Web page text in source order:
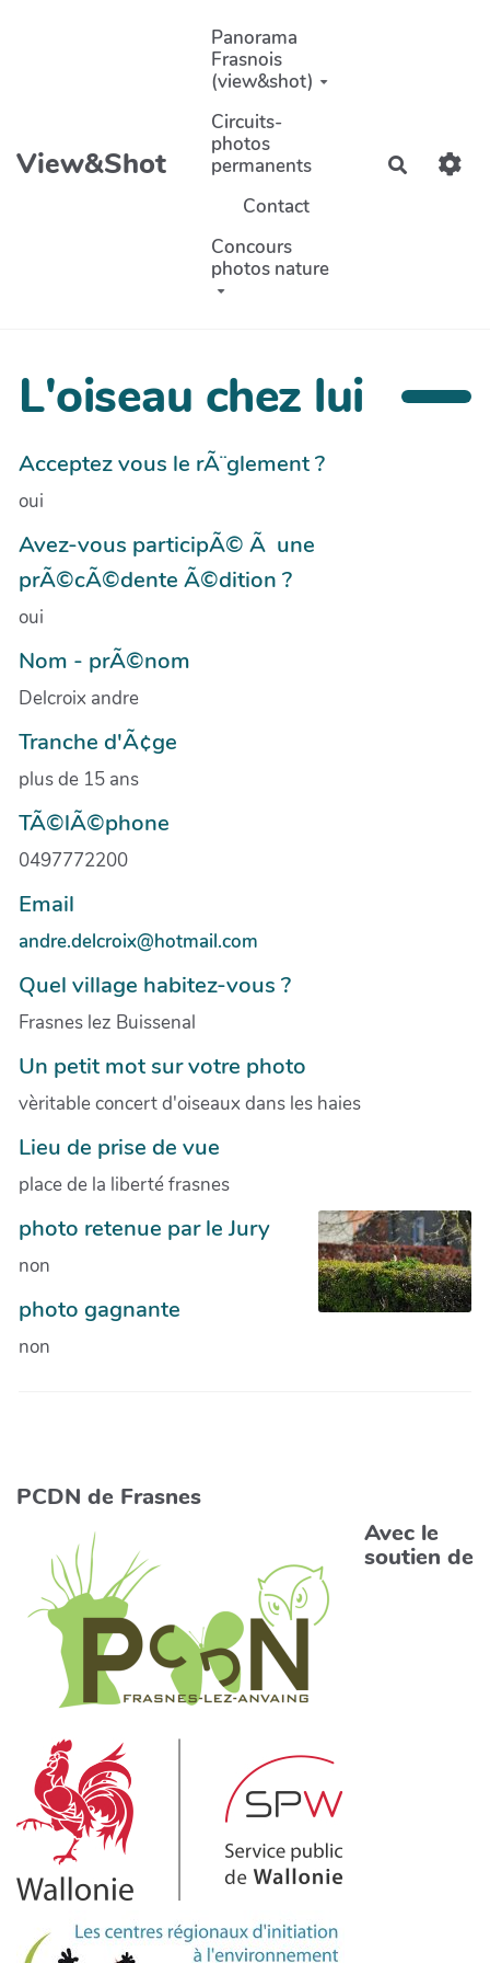
Aller au contenu principal
View&Shot
Panorama
Frasnois
(view&shot)
Circuits-
photos
permanents
Contact
Concours
photos nature
L'oiseau chez lui
Acceptez vous le rÃ¨glement ?
oui
Avez-vous participÃ© Ã une
prÃ©cÃ©dente Ã©dition ?
oui
Nom - prÃ©nom
Delcroix andre
Tranche d'Ã¢ge
plus de 15 ans
TÃ©lÃ©phone
0497772200
Email
andre.delcroix@hotmail.com
Quel village habitez-vous ?
Frasnes lez Buissenal
Un petit mot sur votre photo
vèritable concert d'oiseaux dans les haies
Lieu de prise de vue
place de la liberté frasnes
photo retenue par le Jury
non
photo gagnante
non
PCDN de Frasnes
Avec le
soutien de